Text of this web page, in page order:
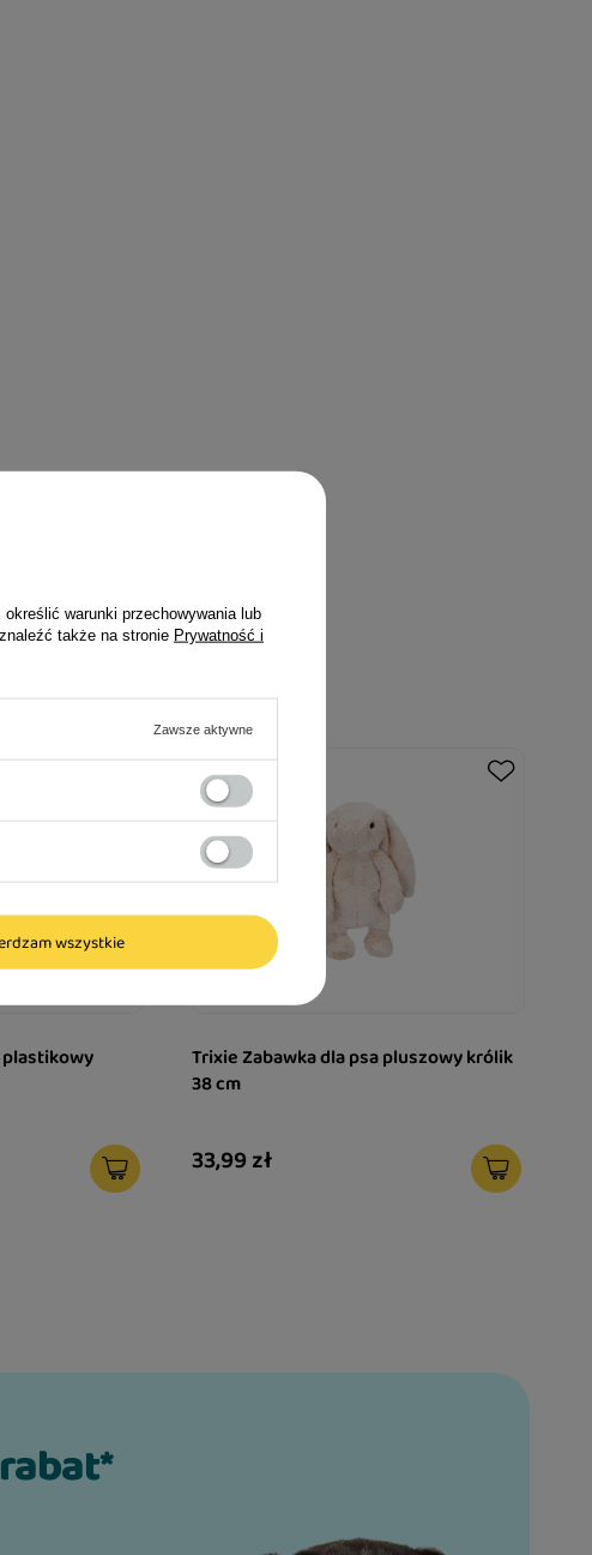
plastikowy
Trixie Zabawka dla psa pluszowy królik
38 cm
33,99 zł
określić warunki przechowywania lub
także na stronie Prywatność i
Zawsze aktywne
wszystkie